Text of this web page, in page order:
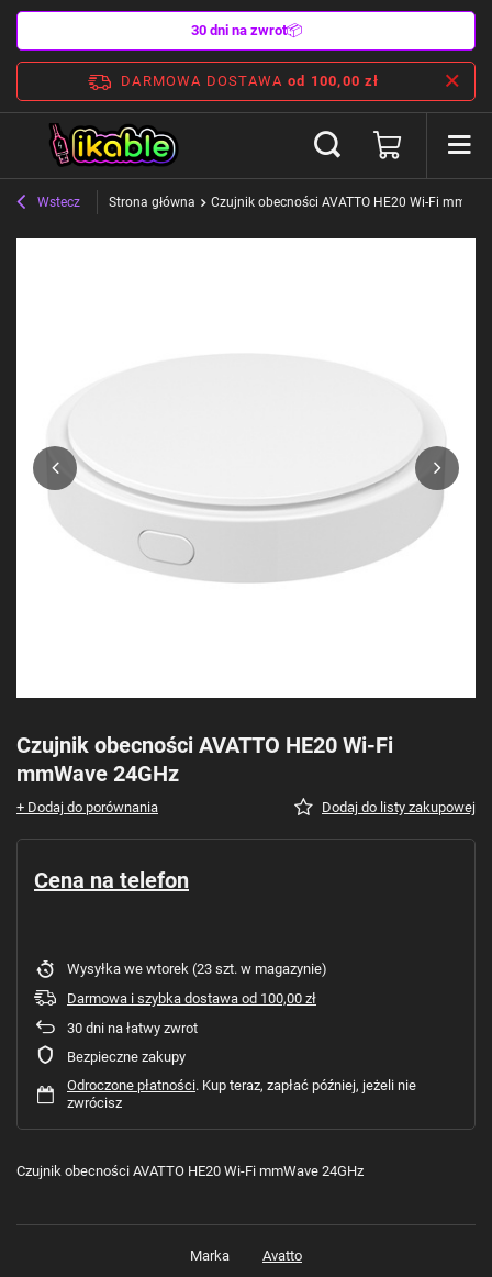
30 dni na zwrot📦
DARMOWA DOSTAWA od 100,00 zł
Wstecz Strona główna Czujnik obecności AVATTO HE20 Wi-Fi
Czujnik obecności AVATTO HE20 Wi-Fi
mmWave 24GHz
+ Dodaj do porównania Dodaj do listy zakupowej
Cena na telefon
Wysyłka we wtorek (23 szt. w magazynie)
Darmowa i szybka dostawa od 100,00 zł
30 dni na łatwy zwrot
Bezpieczne zakupy
Odroczone płatności. Kup teraz, zapłać później, jeżeli nie
zwrócisz
Czujnik obecności AVATTO HE20 Wi-Fi mmWave 24GHz
Marka Avatto